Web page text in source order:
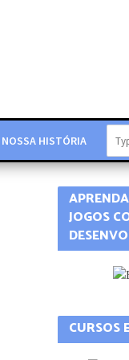
NOSSA HISTÓRIA
JOGOS
CURSOS